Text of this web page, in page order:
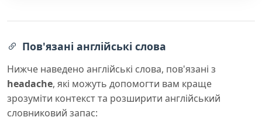
Пов'язані англійські слова
Нижче наведено англійські слова, пов'язані з
headache, які можуть допомогти вам краще
зрозуміти контекст та розширити англійський
словниковий запас: